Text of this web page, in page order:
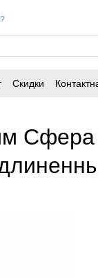
Скидки